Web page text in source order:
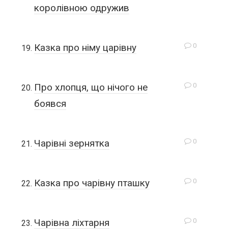
королівною одружив
0
Казка про німу царівну
0
Про хлопця, що нічого не
боявся
0
Чарівні зернятка
0
Казка про чарівну пташку
0
Чарівна ліхтарня